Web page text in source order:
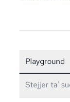
Playground
Stejjer ta’